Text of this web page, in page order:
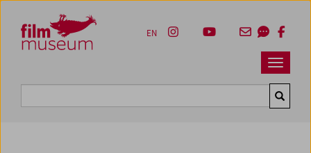
Zum Inhalt
Zum Hauptmenü
Zur Servicenavigation
Zum Suche
Navbar
EN